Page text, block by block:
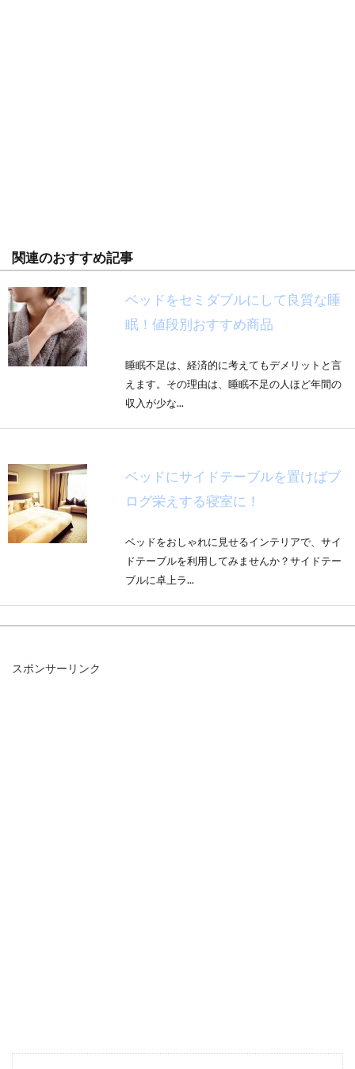
関連のおすすめ記事
ベッドをセミダブルにして良質な睡
眠！値段別おすすめ商品
睡眠不足は、経済的に考えてもデメリットと言
えます。その理由は、睡眠不足の人ほど年間の
収入が少な...
ベッドにサイドテーブルを置けばブ
ログ栄えする寝室に！
ベッドをおしゃれに見せるインテリアで、サイ
ドテーブルを利用してみませんか？サイドテー
ブルに卓上ラ...
スポンサーリンク